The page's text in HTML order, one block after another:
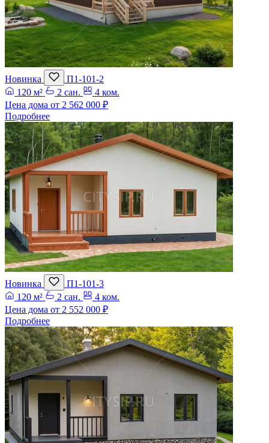
Новинка
П1-101-2
120 м²
2 сан.
4 ком.
Цена дома от 2 562 000 ₽
Подробнее
Новинка
П1-101-3
120 м²
2 сан.
4 ком.
Цена дома от 2 552 000 ₽
Подробнее